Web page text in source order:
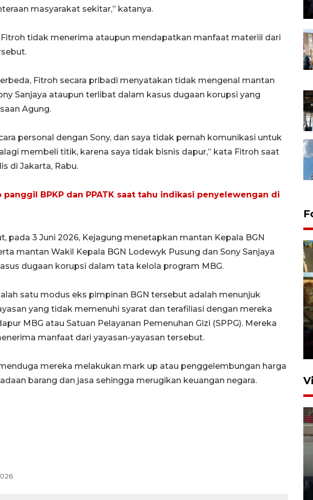
masyarakat sekitar,” katanya.
tidak menerima ataupun mendapatkan manfaat materiil dari
Fitroh secara pribadi menyatakan tidak mengenal mantan
Sanjaya ataupun terlibat dalam kasus dugaan korupsi yang
Agung.
personal dengan Sony, dan saya tidak pernah komunikasi untuk
membeli titik, karena saya tidak bisnis dapur,” kata Fitroh saat
di Jakarta, Rabu.
panggil BPKP dan PPATK saat tahu indikasi penyelewengan di
pada 3 Juni 2026, Kejagung menetapkan mantan Kepala BGN
mantan Wakil Kepala BGN Lodewyk Pusung dan Sony Sanjaya
dugaan korupsi dalam tata kelola program MBG.
satu modus eks pimpinan BGN tersebut adalah menunjuk
yang tidak memenuhi syarat dan terafiliasi dengan mereka
MBG atau Satuan Pelayanan Pemenuhan Gizi (SPPG). Mereka
manfaat dari yayasan-yayasan tersebut.
mereka melakukan mark up atau penggelembungan harga
barang dan jasa sehingga merugikan keuangan negara.
Foto: Lokasi ledakan bom
rakitan di Padang